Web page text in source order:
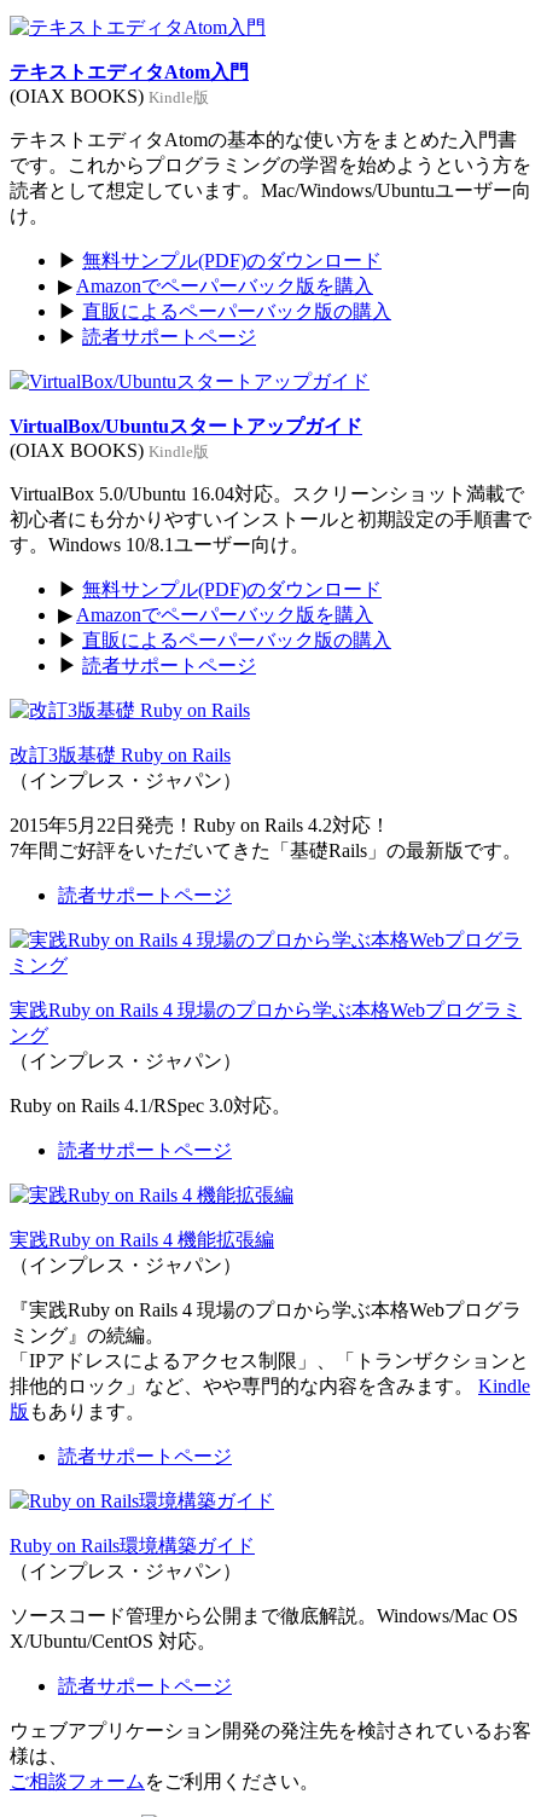
テキストエディタAtom入門
(OIAX BOOKS) Kindle版
テキストエディタAtomの基本的な使い方をまとめた入門書
です。これからプログラミングの学習を始めようという方を
読者として想定しています。Mac/Windows/Ubuntuユーザー向
け。
▶ 無料サンプル(PDF)のダウンロード
▶ Amazonでペーパーバック版を購入
▶ 直販によるペーパーバック版の購入
▶ 読者サポートページ
VirtualBox/Ubuntuスタートアップガイド
(OIAX BOOKS) Kindle版
VirtualBox 5.0/Ubuntu 16.04対応。スクリーンショット満載で
初心者にも分かりやすいインストールと初期設定の手順書で
す。Windows 10/8.1ユーザー向け。
▶ 無料サンプル(PDF)のダウンロード
▶ Amazonでペーパーバック版を購入
▶ 直販によるペーパーバック版の購入
▶ 読者サポートページ
改訂3版基礎 Ruby on Rails
（インプレス・ジャパン）
2015年5月22日発売！Ruby on Rails 4.2対応！
7年間ご好評をいただいてきた「基礎Rails」の最新版です。
読者サポートページ
実践Ruby on Rails 4 現場のプロから学ぶ本格Webプログラミ
ング
（インプレス・ジャパン）
Ruby on Rails 4.1/RSpec 3.0対応。
読者サポートページ
実践Ruby on Rails 4 機能拡張編
（インプレス・ジャパン）
『実践Ruby on Rails 4 現場のプロから学ぶ本格Webプログラ
ミング』の続編。
「IPアドレスによるアクセス制限」、「トランザクションと
排他的ロック」など、やや専門的な内容を含みます。 Kindle
版 もあります。
読者サポートページ
Ruby on Rails環境構築ガイド
（インプレス・ジャパン）
ソースコード管理から公開まで徹底解説。Windows/Mac OS
X/Ubuntu/CentOS 対応。
読者サポートページ
ウェブアプリケーション開発の発注先を検討されているお客
様は、
ご相談フォーム をご利用ください。